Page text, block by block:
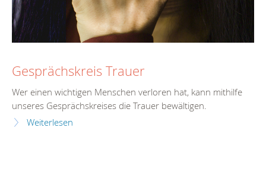
Gesprächskreis Trauer
Wer einen wichtigen Menschen verloren hat, kann mithilfe
unseres Gesprächskreises die Trauer bewältigen.
Weiterlesen